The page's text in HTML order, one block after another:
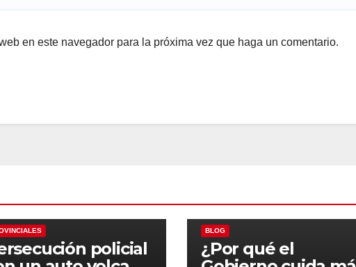
en este navegador para la próxima vez que haga un comentario.
policial
BLOG
¿Por qué el